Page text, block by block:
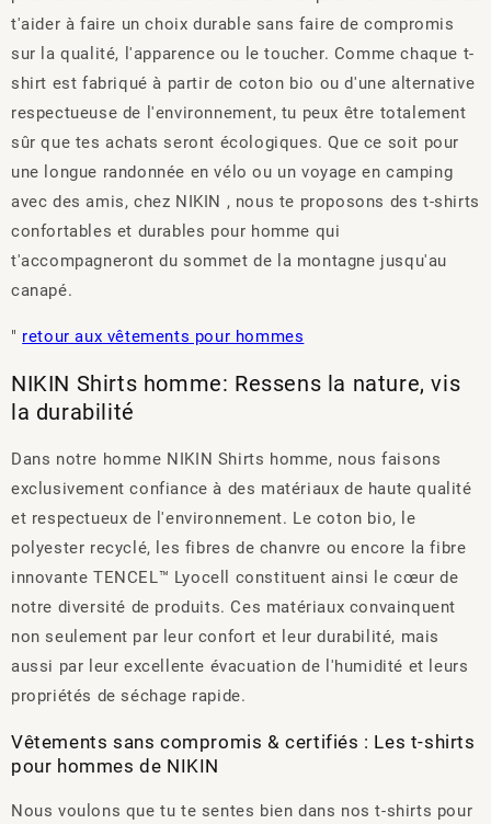
t'aider à faire un choix durable sans faire de compromis
sur la qualité, l'apparence ou le toucher. Comme chaque t-
shirt est fabriqué à partir de coton bio ou d'une alternative
respectueuse de l'environnement, tu peux être totalement
sûr que tes achats seront écologiques. Que ce soit pour
une longue randonnée en vélo ou un voyage en camping
avec des amis, chez NIKIN , nous te proposons des t-shirts
confortables et durables pour homme qui
t'accompagneront du sommet de la montagne jusqu'au
canapé.
" retour aux vêtements pour hommes
NIKIN Shirts homme: Ressens la nature, vis
la durabilité
Dans notre homme NIKIN Shirts homme, nous faisons
exclusivement confiance à des matériaux de haute qualité
et respectueux de l'environnement. Le coton bio, le
polyester recyclé, les fibres de chanvre ou encore la fibre
innovante TENCEL™ Lyocell constituent ainsi le cœur de
notre diversité de produits. Ces matériaux convainquent
non seulement par leur confort et leur durabilité, mais
aussi par leur excellente évacuation de l'humidité et leurs
propriétés de séchage rapide.
Vêtements sans compromis & certifiés : Les t-shirts
pour hommes de NIKIN
Nous voulons que tu te sentes bien dans nos t-shirts pour